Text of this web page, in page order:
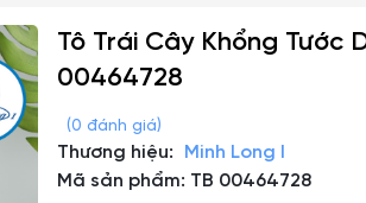
Tô Trái Cây Khổng Tước
00464728
(0 đánh giá)
Thương hiệu:
Minh Long I
Mã sản phẩm: TB 00464728